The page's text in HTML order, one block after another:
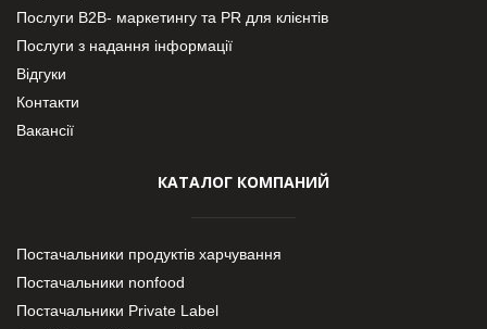
Послуги В2В- маркетингу та PR для клієнтів
Послуги з надання інформації
Відгуки
Контакти
Вакансії
КАТАЛОГ КОМПАНИЙ
Постачальники продуктів харчування
Постачальники nonfood
Постачальники Private Label